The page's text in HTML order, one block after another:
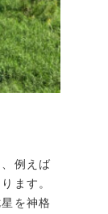
ニュース
書籍紹介
木ビル4F
例えば
ます。
を神格